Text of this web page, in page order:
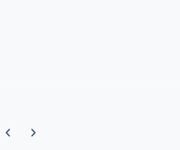
Previous carousel slide
Next carousel slide